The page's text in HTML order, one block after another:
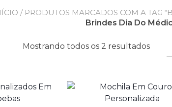
/ PRODUTOS MARCADOS COM A TAG
Brindes Dia Do
Mostrando todos os 2 resultados